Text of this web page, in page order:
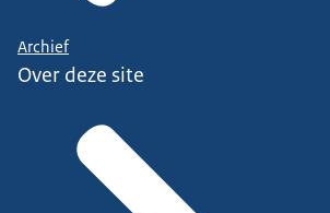
Archief
Over deze site